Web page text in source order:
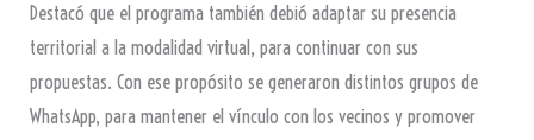
Destacó que el programa también debió adaptar su presencia
territorial a la modalidad virtual, para continuar con sus
propuestas. Con ese propósito se generaron distintos grupos de
WhatsApp, para mantener el vínculo con los vecinos y promover